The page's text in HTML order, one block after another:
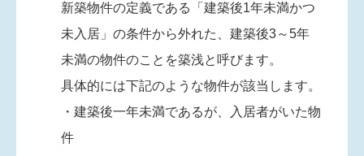
新築物件の定義である「建築後1年未満かつ
未入居」の条件から外れた、建築後3～5年
未満の物件のことを築浅と呼びます。
具体的には下記のような物件が該当します。
・建築後一年未満であるが、入居者がいた物
件